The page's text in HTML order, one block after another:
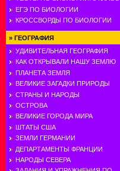
ЕГЭ ПО БИОЛОГИИ
КРОССВОРДЫ ПО БИОЛОГИИ
» ГЕОГРАФИЯ
УДИВИТЕЛЬНАЯ ГЕОГРАФИЯ
КАК ОТКРЫВАЛИ НАШУ ЗЕМЛЮ
ПЛАНЕТА ЗЕМЛЯ
ВЕЛИКИЕ ЗАГАДКИ ПРИРОДЫ
СТРАНЫ И НАРОДЫ
ОСТРОВА
ВЕЛИКИЕ ГОРОДА МИРА
ШТАТЫ США
ЗЕМЛИ ГЕРМАНИИ
ДЕПАРТАМЕНТЫ ФРАНЦИИ
НАРОДЫ СЕВЕРА